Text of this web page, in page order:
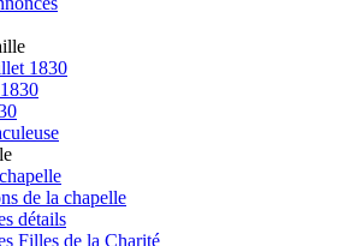
1830
de la chapelle
détails
Filles de la Charité